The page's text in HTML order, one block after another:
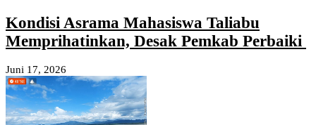
Kondisi Asrama Mahasiswa Taliabu
Memprihatinkan, Desak Pemkab Perbaiki
Juni 17, 2026